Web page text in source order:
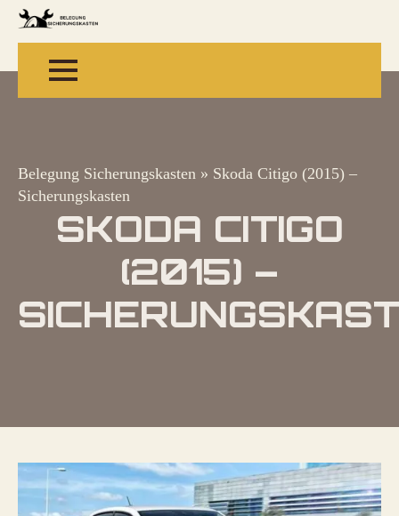
Belegung Sicherungskasten » Skoda Citigo (2015) –
Sicherungskasten
SKODA CITIGO
(2015) –